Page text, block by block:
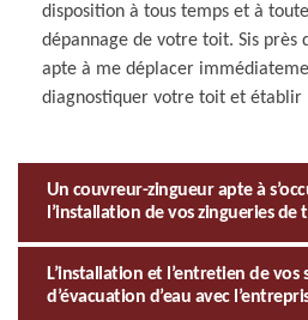
disposition à tous temps et à
dépannage de votre toit. Sis près
apte à me déplacer
diagnostiquer votre toit et établir
Un couvreur-zingueur apte à
l’installation de vos zingueries de
L’installation et l’entretien de vos
d’évacuation d’eau avec